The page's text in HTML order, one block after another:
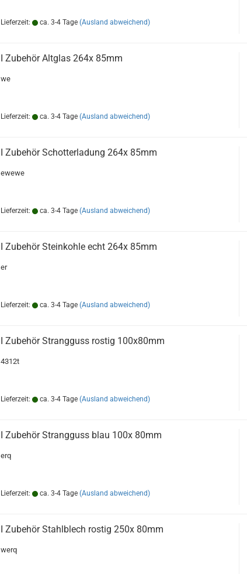
Lieferzeit: ca. 3-4 Tage (Ausland abweichend)
I Zubehör Altglas 264x 85mm
we
Lieferzeit: ca. 3-4 Tage (Ausland abweichend)
I Zubehör Schotterladung 264x 85mm
ewewe
Lieferzeit: ca. 3-4 Tage (Ausland abweichend)
I Zubehör Steinkohle echt 264x 85mm
er
Lieferzeit: ca. 3-4 Tage (Ausland abweichend)
I Zubehör Strangguss rostig 100x80mm
4312t
Lieferzeit: ca. 3-4 Tage (Ausland abweichend)
I Zubehör Strangguss blau 100x 80mm
erq
Lieferzeit: ca. 3-4 Tage (Ausland abweichend)
I Zubehör Stahlblech rostig 250x 80mm
werq